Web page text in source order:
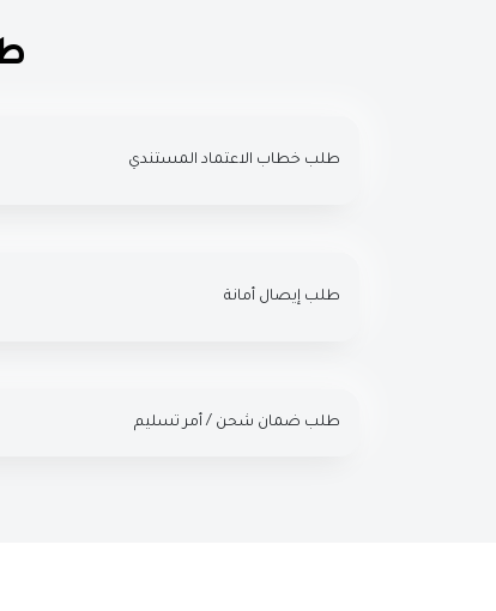
طلب خطاب الاعتماد المستندي
طلب إيصال أمانة
طلب ضمان شحن / أمر تسليم